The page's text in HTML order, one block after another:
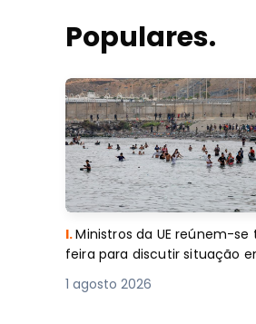
Populares.
I.Ministros da UE reúnem-
feira para discutir situação
1 agosto 2026